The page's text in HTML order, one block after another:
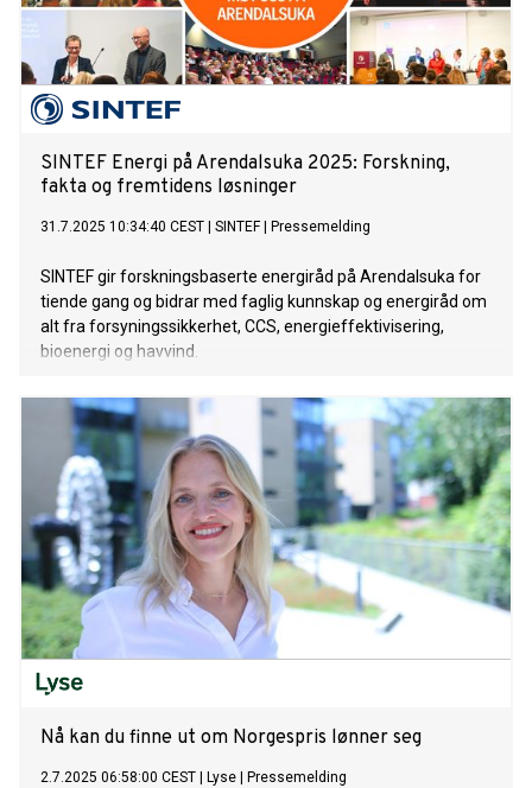
SINTEF Energi på Arendalsuka 2025: Forskning,
fakta og fremtidens løsninger
31.7.2025 10:34:40 CEST SINTEF| Pressemelding
SINTEF gir forskningsbaserte energiråd på Arendalsuka for
tiende gang og bidrar med faglig kunnskap og energiråd om
alt fra forsyningssikkerhet, CCS, energieffektivisering,
bioenergi og havvind.
Nå kan du finne ut om Norgespris lønner seg
2.7.2025 06:58:00 CEST Lyse Pressemelding